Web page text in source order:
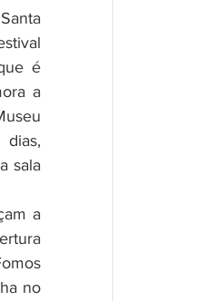
é
a
sala
a
no